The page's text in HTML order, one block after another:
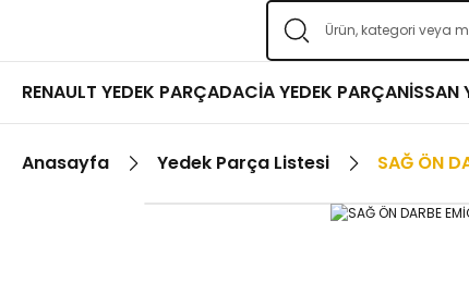
RENAULT YEDEK PARÇADACİA YEDEK PARÇANİSSAN
Anasayfa Yedek Parça Listesi SAĞ ÖN